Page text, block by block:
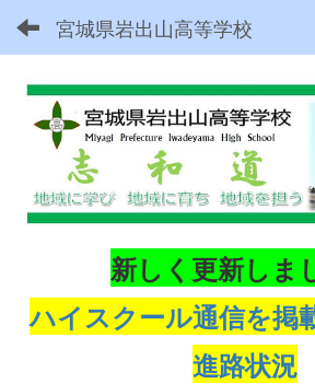
宮城県岩出山高等学校
新しく更新しま
ハイスクール通信を掲
進路状況